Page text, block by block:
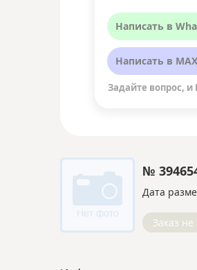
Написать в
Написать в
Задайте вопрос, и
№
Дата
Заказ не